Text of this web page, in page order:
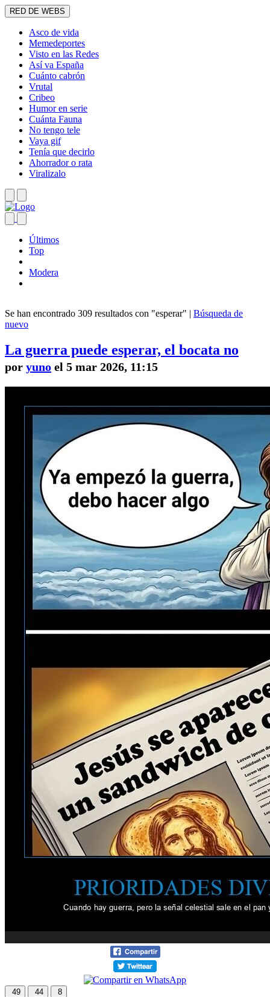
RED DE WEBS
Asco de vida
Memedeportes
Visto en las Redes
Así va España
Cuánto cabrón
Vrutal
Cribeo
Humor en serie
Cuánta Fauna
No tengo tele
Vaya gif
Tenía que decirlo
Ahorrador o rata
Viralizalo
Últimos
Top
Modera
Se han encontrado 309 resultados con "esperar" | Búsqueda de
nuevo
La guerra puede esperar, el bocata no
por yuno el 5 mar 2026, 11:15
49 44 8